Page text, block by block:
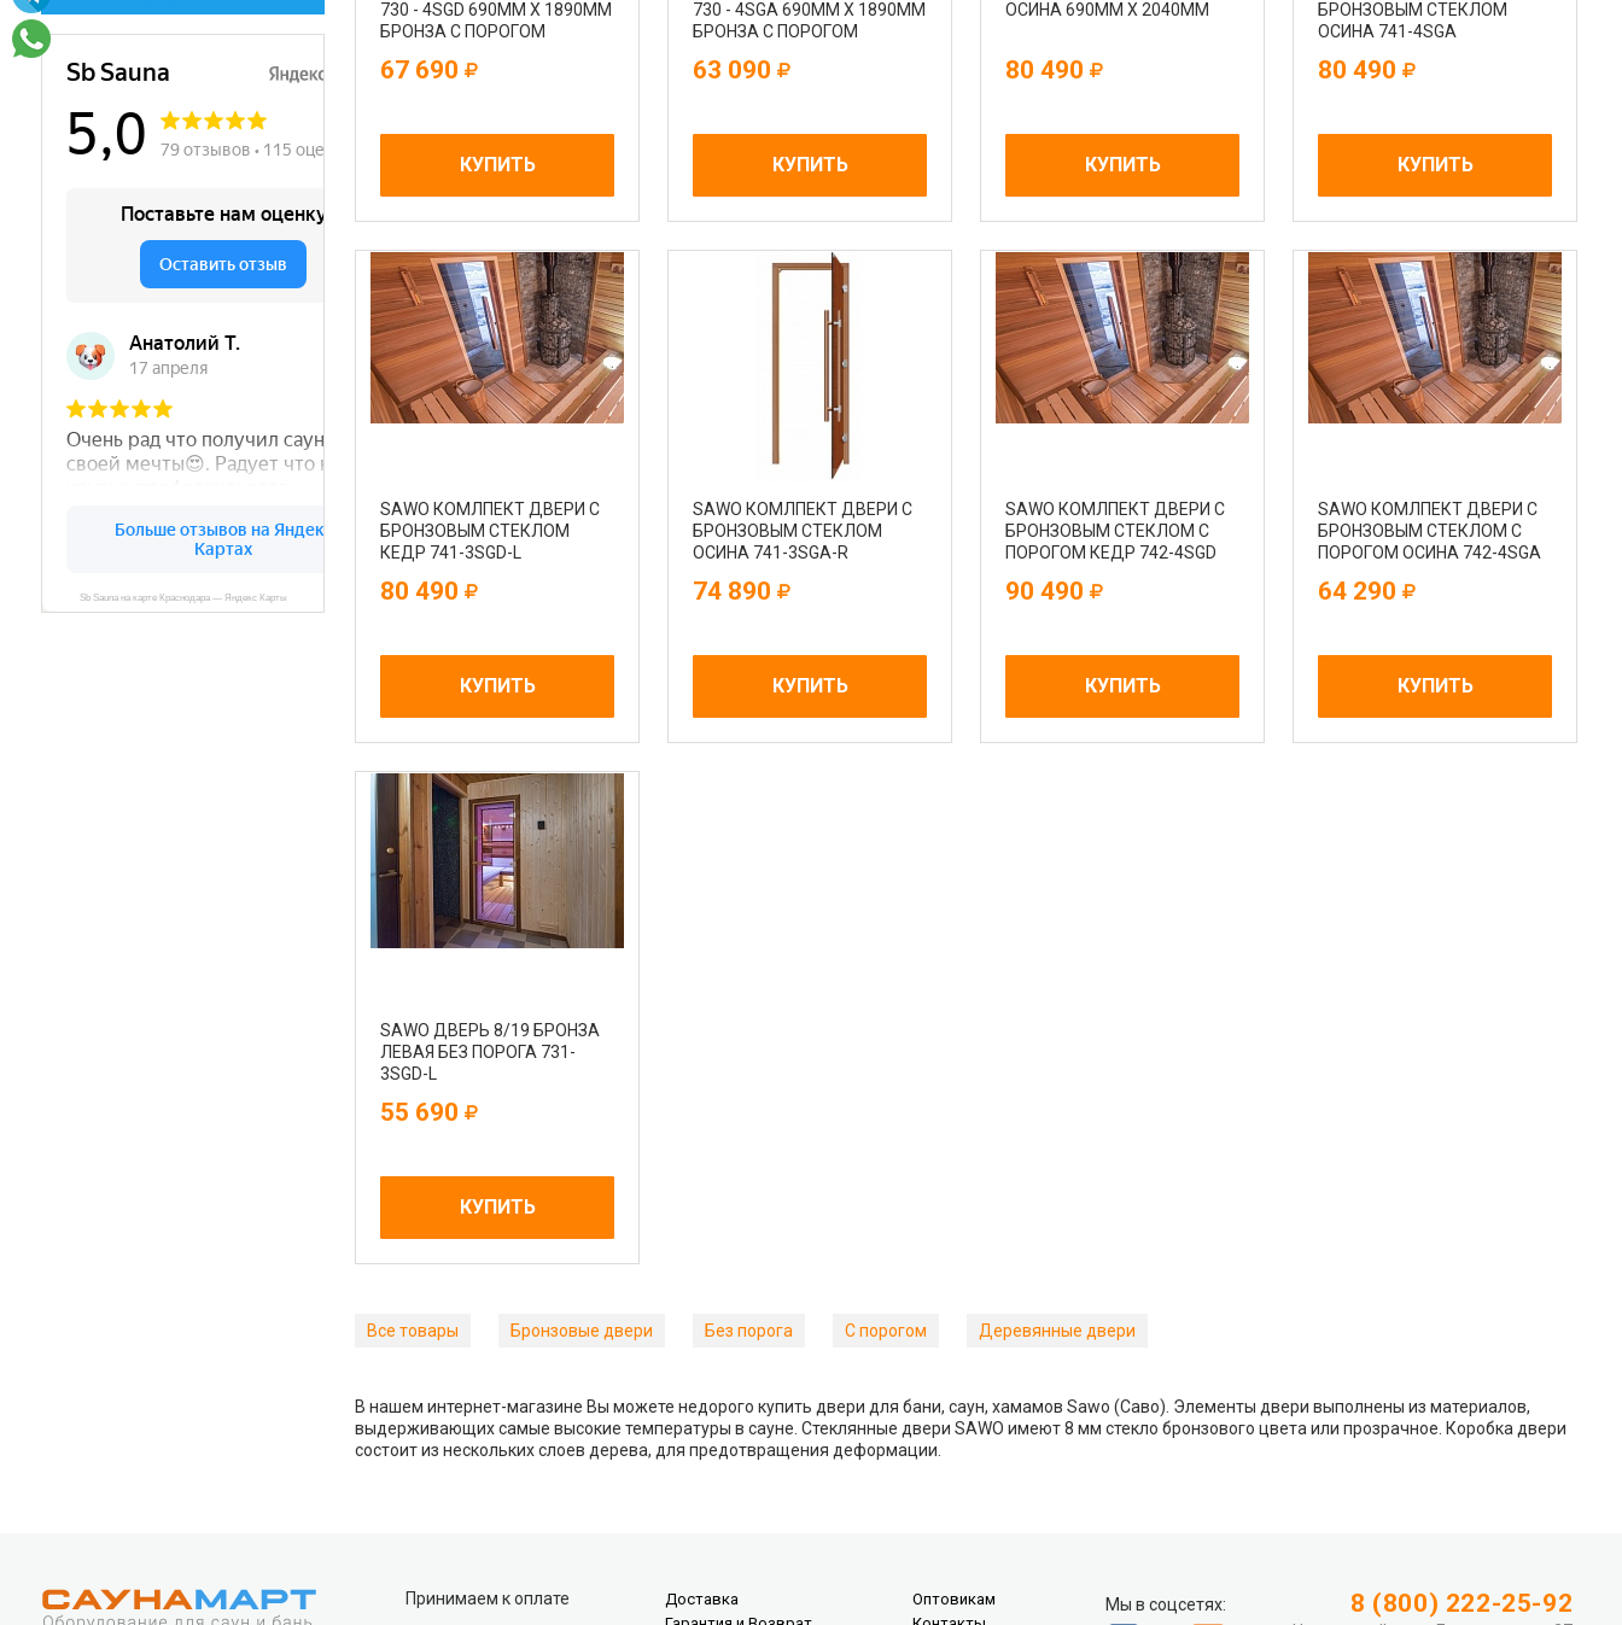
730 - 4SGD 690MM Х 1890MM
БРОНЗА С ПОРОГОМ
67 690
КУПИТЬ
730 - 4SGА 690MM Х 1890MM
БРОНЗА С ПОРОГОМ
63 090
КУПИТЬ
ОСИНА 690MM Х 2040MM
80 490
КУПИТЬ
БРОНЗОВЫМ СТЕКЛОМ
ОСИНА 741-4SGA
80 490
КУПИТЬ
SAWO КОМЛПЕКТ ДВЕРИ С
БРОНЗОВЫМ СТЕКЛОМ
КЕДР 741-3SGD-L
80 490
КУПИТЬ
SAWO КОМЛПЕКТ ДВЕРИ С
БРОНЗОВЫМ СТЕКЛОМ
ОСИНА 741-3SGA-R
74 890
КУПИТЬ
SAWO КОМЛПЕКТ ДВЕРИ С
БРОНЗОВЫМ СТЕКЛОМ С
ПОРОГОМ КЕДР 742-4SGD
90 490
КУПИТЬ
SAWO КОМЛПЕКТ ДВЕРИ С
БРОНЗОВЫМ СТЕКЛОМ С
ПОРОГОМ ОСИНА 742-4SGA
64 290
КУПИТЬ
SAWO ДВЕРЬ 8/19 БРОНЗА
ЛЕВАЯ БЕЗ ПОРОГА 731-
3SGD-L
55 690
КУПИТЬ
Все товары Бронзовые двери Без порога С порогом Деревянные двери
В нашем интернет-магазине Вы можете недорого купить двери для бани, саун, хамамов Sawo (Саво). Элементы двери выполнены из материалов,
выдерживающих самые высокие температуры в сауне. Стеклянные двери SAWO имеют 8 мм стекло бронзового цвета или прозрачное. Коробка двери
состоит из нескольких слоев дерева, для предотвращения деформации.
Принимаем к оплате
Доставка
Оптовикам
Мы в соцсетях: 8 (800) 222-25-92